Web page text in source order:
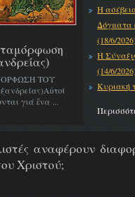
ΤΟΥ
γιά ἕνα ...
Η
Δόγματα
(18/6/
Η
(14/6/
Κυριακή
αναφέρουν
Χριστού;